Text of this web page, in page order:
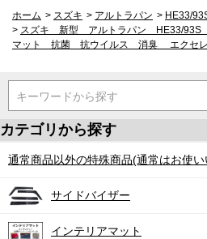
ホーム > スズキ > アルトラパン > HE33/
> スズキ 新型 アルトラパン HE33/
マット 抗菌 抗ウイルス 消臭 エクセレ
キーワードから探す
カテゴリから探す
通常商品以外の特殊商品(通常はお使
サイドバイザー
インテリアマット